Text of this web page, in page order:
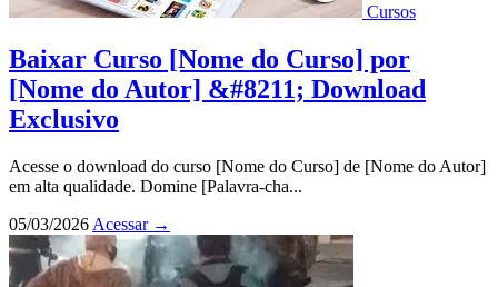
Cursos
Baixar Curso [Nome do Curso] por
[Nome do Autor] &#8211; Download
Exclusivo
Acesse o download do curso [Nome do Curso] de [Nome do Autor]
em alta qualidade. Domine [Palavra-cha...
05/03/2026 Acessar →